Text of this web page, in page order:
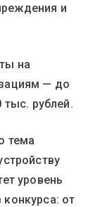
и
на
— до
рублей.
тема
уровень
конкурса: от